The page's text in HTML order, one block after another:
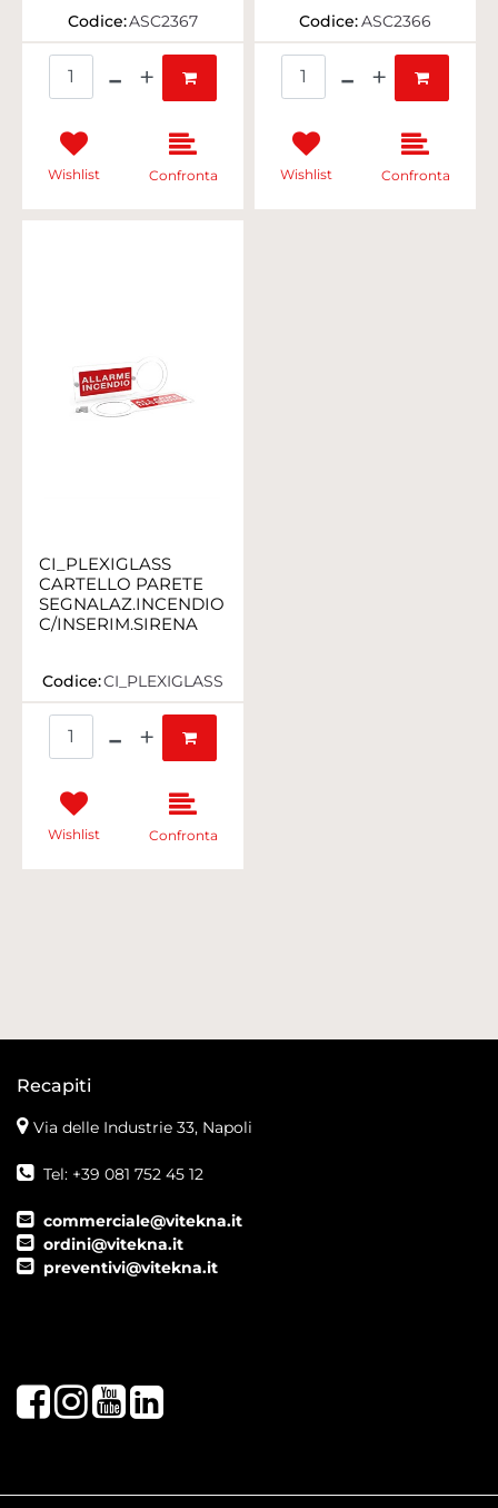
Codice:ASC2367
Wishlist Confronta
Codice:ASC2366
Wishlist Confronta
CI_PLEXIGLASS
CARTELLO PARETE
SEGNALAZ.INCENDIO
C/INSERIM.SIRENA
Codice:CI_PLEXIGLASS
Wishlist Confronta
Recapiti
Via delle Industrie 33, Napoli
Tel: +39 081 752 45 12
commerciale@vitekna.it
ordini@vitekna.it
preventivi@vitekna.it
FacebookInstagram
YoutubeLinkedIn